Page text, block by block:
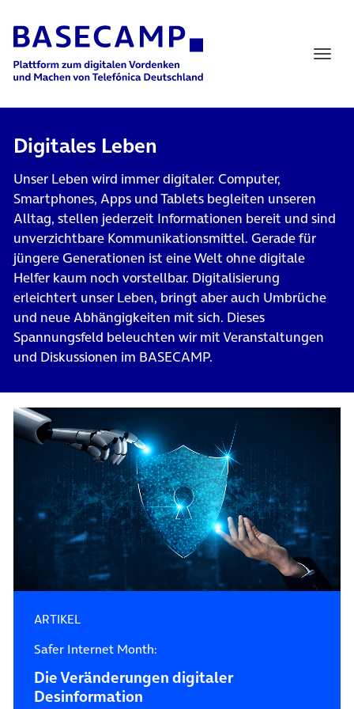
Main Navigation
Digitales Leben
Unser Leben wird immer digitaler. Computer,
Smartphones, Apps und Tablets begleiten unseren
Alltag, stellen jederzeit Informationen bereit und sind
unverzichtbare Kommunikationsmittel. Gerade für
jüngere Generationen ist eine Welt ohne digitale
Helfer kaum noch vorstellbar. Digitalisierung
erleichtert unser Leben, bringt aber auch Umbrüche
und neue Abhängigkeiten mit sich. Dieses
Spannungsfeld beleuchten wir mit Veranstaltungen
und Diskussionen im BASECAMP.
ARTIKEL
Safer Internet Month:
Die Veränderungen digitaler
Desinformation